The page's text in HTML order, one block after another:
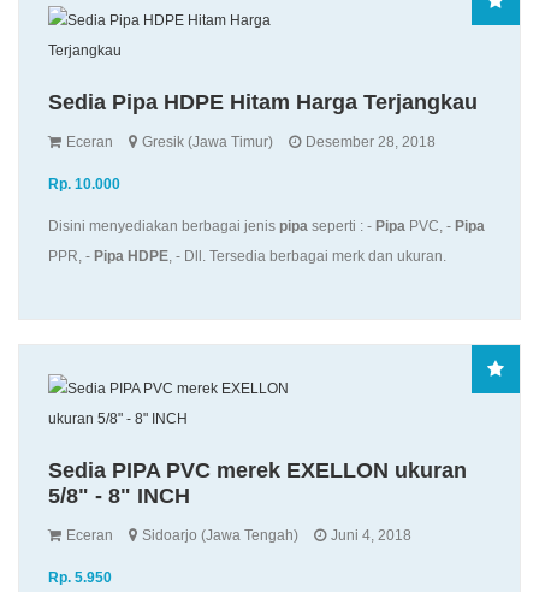
Sedia Pipa HDPE Hitam Harga Terjangkau
Eceran Gresik (Jawa Timur) Desember 28, 2018
Rp. 10.000
Disini menyediakan berbagai jenis pipa seperti : - Pipa PVC, - Pipa
PPR, - Pipa HDPE , - Dll. Tersedia berbagai merk dan ukuran.
Sedia PIPA PVC merek EXELLON ukuran
5/8" - 8" INCH
Eceran Sidoarjo (Jawa Tengah) Juni 4, 2018
Rp. 5.950